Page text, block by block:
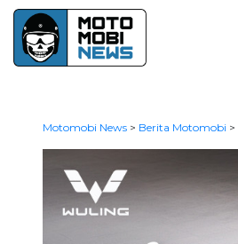
Motomobi News> Berita Motomobi >